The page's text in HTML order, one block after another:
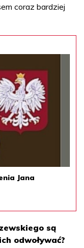
coraz bardziej
Jana
są
odwoływać?